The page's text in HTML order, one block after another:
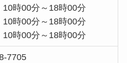
10時00分～18時00分
10時00分～18時00分
10時00分～18時00分
7705